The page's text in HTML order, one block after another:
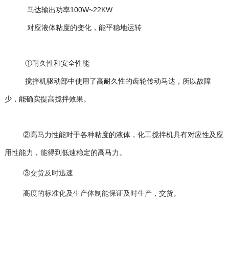
马达输出功率100W~22KW
对应液体粘度的变化，能平稳地运转
①耐久性和安全性能
搅拌机驱动部中使用了高耐久性的齿轮传动马达，所以故障
少，能确实提高搅拌效果。
②高马力性能对于各种粘度的液体，化工搅拌机具有对应性及应
用性能力，能得到低速稳定的高马力。
③交货及时迅速
高度的标准化及生产体制能保证及时生产，交货。